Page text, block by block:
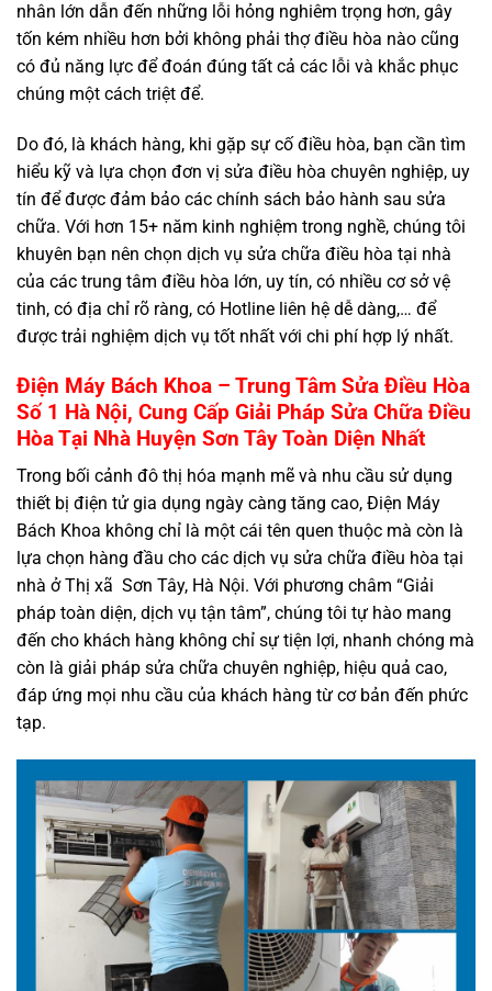
nhân lớn dẫn đến những lỗi hỏng nghiêm trọng hơn, gây
tốn kém nhiều hơn bởi không phải thợ điều hòa nào cũng
có đủ năng lực để đoán đúng tất cả các lỗi và khắc phục
chúng một cách triệt để.
Do đó, là khách hàng, khi gặp sự cố điều hòa, bạn cần tìm
hiểu kỹ và lựa chọn đơn vị sửa điều hòa chuyên nghiệp, uy
tín để được đảm bảo các chính sách bảo hành sau sửa
chữa. Với hơn 15+ năm kinh nghiệm trong nghề, chúng tôi
khuyên bạn nên chọn dịch vụ sửa chữa điều hòa tại nhà
của các trung tâm điều hòa lớn, uy tín, có nhiều cơ sở vệ
tinh, có địa chỉ rõ ràng, có Hotline liên hệ dễ dàng,… để
được trải nghiệm dịch vụ tốt nhất với chi phí hợp lý nhất.
Điện Máy Bách Khoa – Trung Tâm Sửa Điều Hòa
Số 1 Hà Nội, Cung Cấp Giải Pháp Sửa Chữa Điều
Hòa Tại Nhà Huyện Sơn Tây Toàn Diện Nhất
Trong bối cảnh đô thị hóa mạnh mẽ và nhu cầu sử dụng
thiết bị điện tử gia dụng ngày càng tăng cao, Điện Máy
Bách Khoa không chỉ là một cái tên quen thuộc mà còn là
lựa chọn hàng đầu cho các dịch vụ sửa chữa điều hòa tại
nhà ở Thị xã Sơn Tây, Hà Nội. Với phương châm “Giải
pháp toàn diện, dịch vụ tận tâm”, chúng tôi tự hào mang
đến cho khách hàng không chỉ sự tiện lợi, nhanh chóng mà
còn là giải pháp sửa chữa chuyên nghiệp, hiệu quả cao,
đáp ứng mọi nhu cầu của khách hàng từ cơ bản đến phức
tạp.